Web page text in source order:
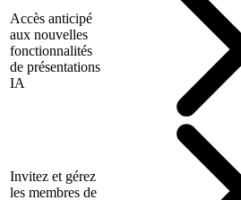
Accès anticipé
aux nouvelles
fonctionnalités
de présentations
IA
Invitez et gérez
les membres de